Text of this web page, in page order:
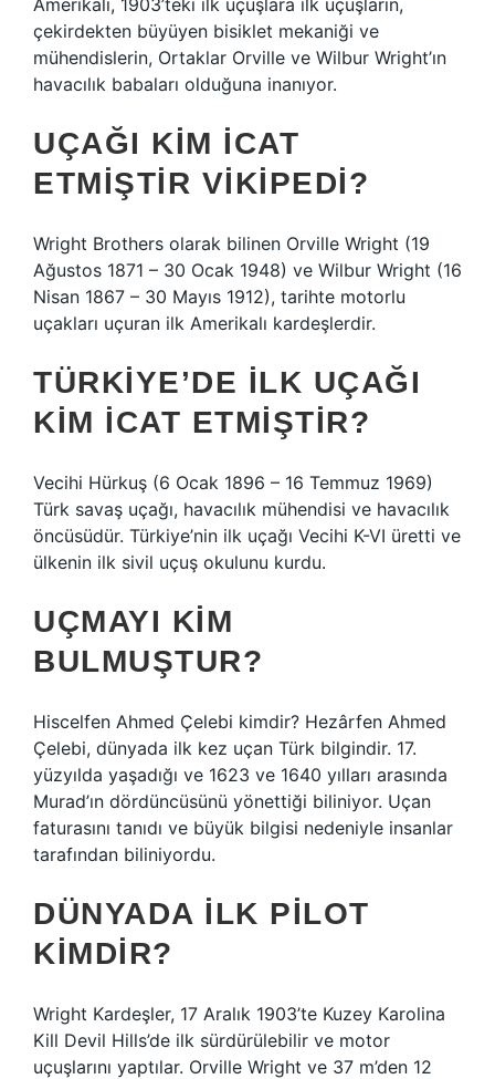
Amerikalı, 1903’teki ilk uçuşlara ilk uçuşların,
çekirdekten büyüyen bisiklet mekaniği ve
mühendislerin, Ortaklar Orville ve Wilbur Wright’ın
havacılık babaları olduğuna inanıyor.
UÇAĞI KIM ICAT
ETMIŞTIR VIKIPEDI?
Wright Brothers olarak bilinen Orville Wright (19
Ağustos 1871 – 30 Ocak 1948) ve Wilbur Wright (16
Nisan 1867 – 30 Mayıs 1912), tarihte motorlu
uçakları uçuran ilk Amerikalı kardeşlerdir.
TÜRKIYE’DE ILK UÇAĞI
KIM ICAT ETMIŞTIR?
Vecihi Hürkuş (6 Ocak 1896 – 16 Temmuz 1969)
Türk savaş uçağı, havacılık mühendisi ve havacılık
öncüsüdür. Türkiye’nin ilk uçağı Vecihi K-VI üretti ve
ülkenin ilk sivil uçuş okulunu kurdu.
UÇMAYI KIM
BULMUŞTUR?
Hiscelfen Ahmed Çelebi kimdir? Hezârfen Ahmed
Çelebi, dünyada ilk kez uçan Türk bilgindir. 17.
yüzyılda yaşadığı ve 1623 ve 1640 yılları arasında
Murad’ın dördüncüsünü yönettiği biliniyor. Uçan
faturasını tanıdı ve büyük bilgisi nedeniyle insanlar
tarafından biliniyordu.
DÜNYADA ILK PILOT
KIMDIR?
Wright Kardeşler, 17 Aralık 1903’te Kuzey Karolina
Kill Devil Hills’de ilk sürdürülebilir ve motor
uçuşlarını yaptılar. Orville Wright ve 37 m’den 12